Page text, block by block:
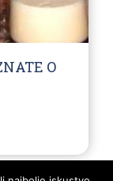
O